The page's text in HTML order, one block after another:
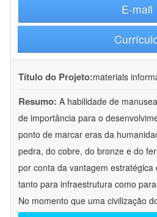
E-mail
Título do Projeto:materials
Resumo: A habilidade de
de importância para o
ponto de marcar eras da
pedra, do cobre, do bronze e do
por conta da vantagem
tanto para infraestrutura como
No momento que uma civilização